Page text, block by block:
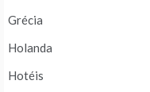
Grécia
Holanda
Hotéis